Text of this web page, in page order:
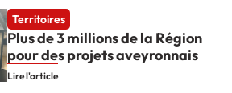
Territoires
Plus de 3 millions de la Région
pour des projets aveyronnais
Lire l'article